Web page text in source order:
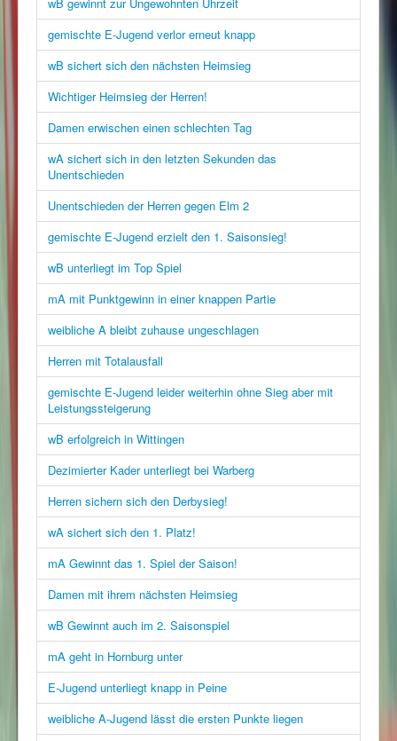
wB gewinnt zur Ungewohnten Uhrzeit
gemischte E-Jugend verlor erneut knapp
wB sichert sich den nächsten Heimsieg
Wichtiger Heimsieg der Herren!
Damen erwischen einen schlechten Tag
wA sichert sich in den letzten Sekunden das
Unentschieden
Unentschieden der Herren gegen Elm 2
gemischte E-Jugend erzielt den 1. Saisonsieg!
wB unterliegt im Top Spiel
mA mit Punktgewinn in einer knappen Partie
weibliche A bleibt zuhause ungeschlagen
Herren mit Totalausfall
gemischte E-Jugend leider weiterhin ohne Sieg aber mit
Leistungssteigerung
wB erfolgreich in Wittingen
Dezimierter Kader unterliegt bei Warberg
Herren sichern sich den Derbysieg!
wA sichert sich den 1. Platz!
mA Gewinnt das 1. Spiel der Saison!
Damen mit ihrem nächsten Heimsieg
wB Gewinnt auch im 2. Saisonspiel
mA geht in Hornburg unter
E-Jugend unterliegt knapp in Peine
weibliche A-Jugend lässt die ersten Punkte liegen